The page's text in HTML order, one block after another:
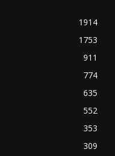
1914
1753
911
774
635
552
353
309